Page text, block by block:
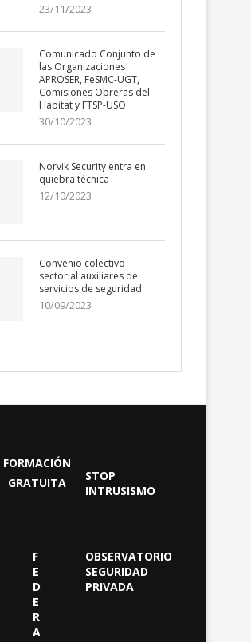
23/11/2023
Comunicado Conjunto de
las Organizaciones
APROSER, FeSMC-UGT,
Comisiones Obreras del
Hábitat y FTSP-USO
30/10/2023
Norvik Security entra en
quiebra técnica
12/10/2023
Convenio colectivo
sectorial auxiliares de
servicios de seguridad
10/09/2023
FORMACIÓN
GRATUITA
STOP
INTRUSISMO
F
E
D
E
R
A
OBSERVATORIO
SEGURIDAD
PRIVADA